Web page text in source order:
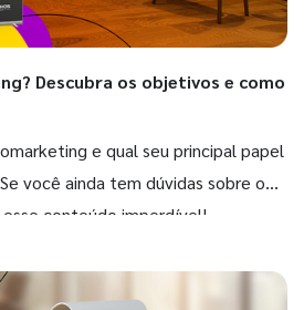
Descubra os objetivos e como
e qual seu principal papel
você ainda tem dúvidas sobre o
conteúdo imperdível!